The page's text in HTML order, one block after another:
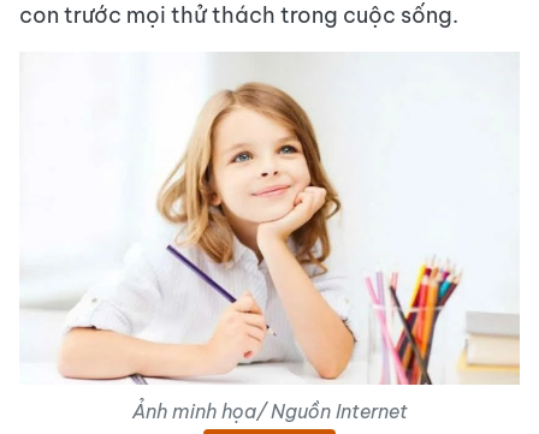
con trước mọi thử thách trong cuộc sống.
Ảnh minh họa/ Nguồn Internet